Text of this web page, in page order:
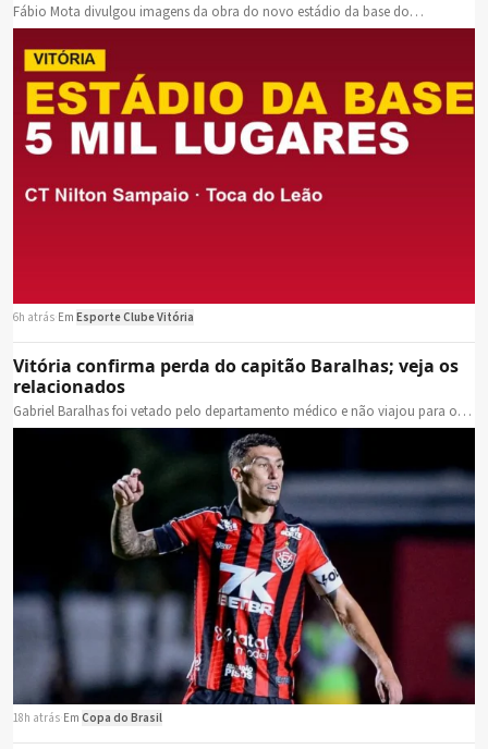
Fábio Mota divulgou imagens da obra do novo estádio da base do…
6h atrás Em Esporte Clube Vitória
Vitória confirma perda do capitão Baralhas; veja os
relacionados
Gabriel Baralhas foi vetado pelo departamento médico e não viajou para o…
18h atrás Em Copa do Brasil